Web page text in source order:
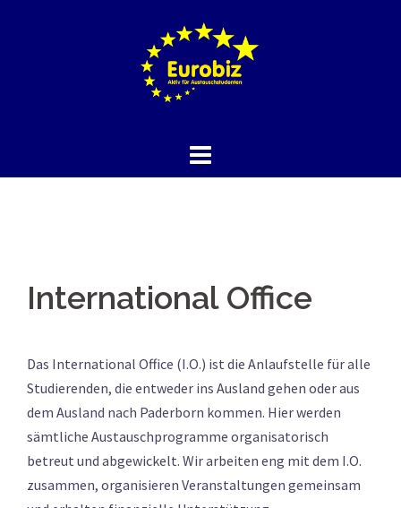
International Office
Das International Office (I.O.) ist die Anlaufstelle für alle
Studierenden, die entweder ins Ausland gehen oder aus
dem Ausland nach Paderborn kommen. Hier werden
sämtliche Austauschprogramme organisatorisch
betreut und abgewickelt. Wir arbeiten eng mit dem I.O.
zusammen, organisieren Veranstaltungen gemeinsam